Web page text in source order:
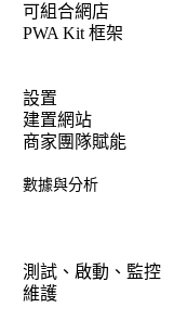
可組合網店
PWA Kit 框架
設置
建置網站
商家團隊賦能
數據與分析
測試、啟動、監控
維護